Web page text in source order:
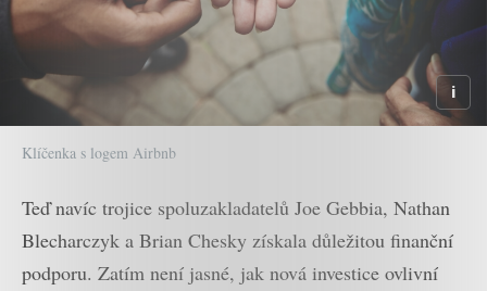
Klíčenka s logem Airbnb
Teď navíc trojice spoluzakladatelů Joe Gebbia, Nathan
Blecharczyk a Brian Chesky získala důležitou finanční
podporu. Zatím není jasné, jak nová investice ovlivní